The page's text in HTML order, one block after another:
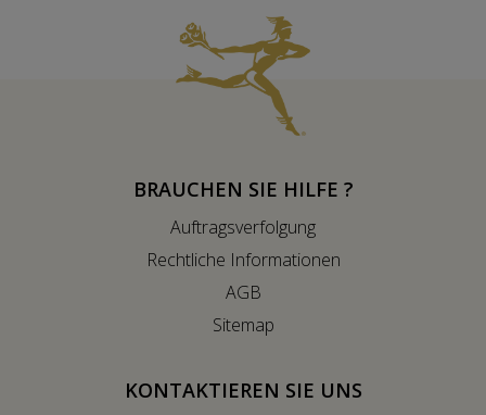
BRAUCHEN SIE HILFE ?
Auftragsverfolgung
Rechtliche Informationen
AGB
Sitemap
KONTAKTIEREN SIE UNS